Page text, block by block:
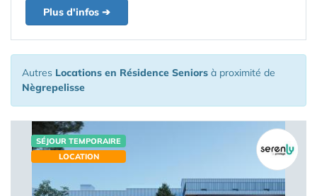
Plus d'infos ➔
Autres Locations en Résidence Seniors à proximité de
Nègrepelisse
SÉJOUR TEMPORAIRE
LOCATION